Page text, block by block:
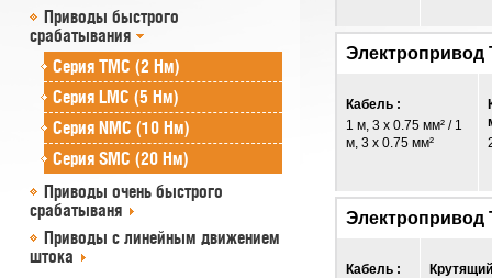
Приводы быстрого
срабатывания
Серия TMC (2 Нм)
Серия LMC (5 Нм)
Серия NMC (10 Нм)
Серия SMC (20 Нм)
Приводы очень быстрого
срабатываня
Приводы с линейным движением
штока
Электропривод
Кабель :
1 м, 3 x 0.75 мм² / 1
м, 3 x 0.75 мм²
Электропривод
Кабель :
Крутящий